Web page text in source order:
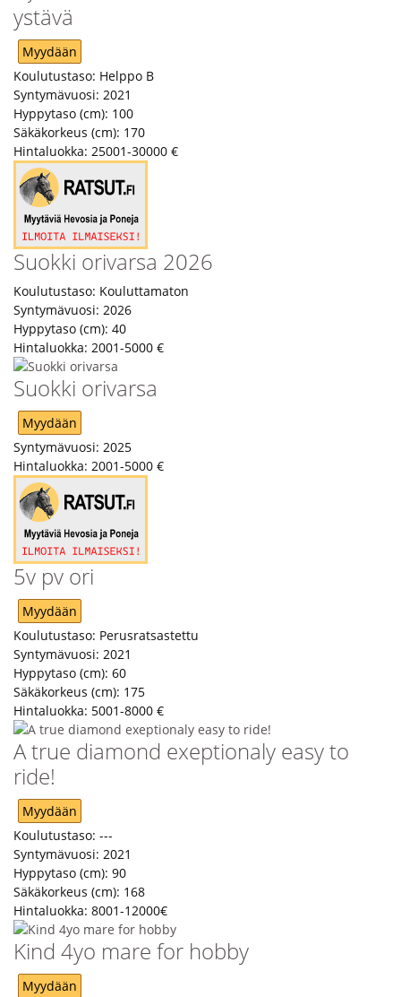
ystävä
Myydään
Koulutustaso: Helppo B
Syntymävuosi: 2021
Hyppytaso (cm): 100
Säkäkorkeus (cm): 170
Hintaluokka: 25001-30000 €
Suokki orivarsa 2026
Koulutustaso: Kouluttamaton
Syntymävuosi: 2026
Hyppytaso (cm): 40
Hintaluokka: 2001-5000 €
Suokki orivarsa
Myydään
Syntymävuosi: 2025
Hintaluokka: 2001-5000 €
5v pv ori
Myydään
Koulutustaso: Perusratsastettu
Syntymävuosi: 2021
Hyppytaso (cm): 60
Säkäkorkeus (cm): 175
Hintaluokka: 5001-8000 €
A true diamond exeptionaly easy to
ride!
Myydään
Koulutustaso: ---
Syntymävuosi: 2021
Hyppytaso (cm): 90
Säkäkorkeus (cm): 168
Hintaluokka: 8001-12000€
Kind 4yo mare for hobby
Myydään